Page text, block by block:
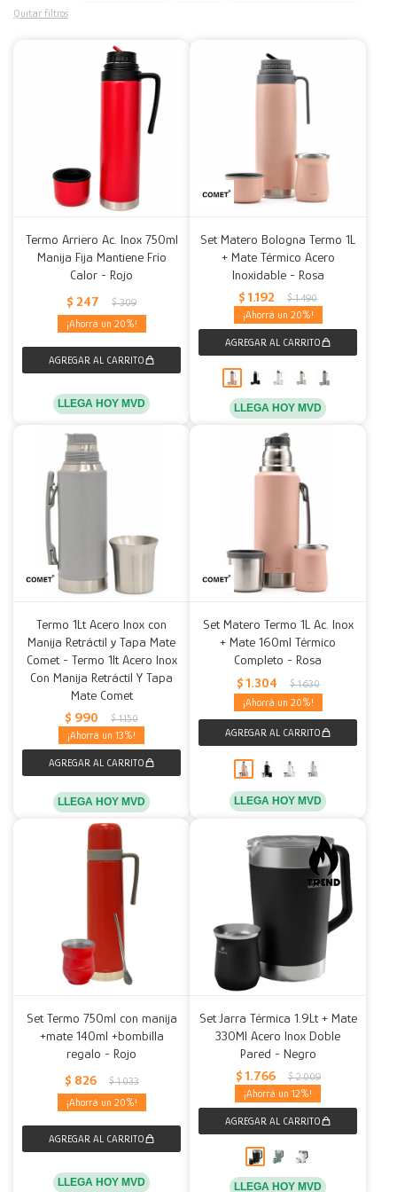
Quitar filtros
Termo Arriero Ac. Inox 750ml
Manija Fija Mantiene Frío
Calor - Rojo
$ 247 $ 309
20
LLEGA HOY MVD
Set Matero Bologna Termo 1L
+ Mate Térmico Acero
Inoxidable - Rosa
$ 1.192 $ 1.490
20
LLEGA HOY MVD
Termo 1Lt Acero Inox con
Manija Retráctil y Tapa Mate
Comet - Termo 1lt Acero Inox
Con Manija Retráctil Y Tapa
Mate Comet
$ 990 $ 1.150
13
LLEGA HOY MVD
Set Matero Termo 1L Ac. Inox
+ Mate 160ml Térmico
Completo - Rosa
$ 1.304 $ 1.630
20
LLEGA HOY MVD
Set Termo 750ml con manija
+mate 140ml +bombilla
regalo - Rojo
$ 826 $ 1.033
20
LLEGA HOY MVD
Set Jarra Térmica 1.9Lt + Mate
330Ml Acero Inox Doble
Pared - Negro
$ 1.766 $ 2.009
12
LLEGA HOY MVD
Accesorios para el hogar
Muebles Infantiles